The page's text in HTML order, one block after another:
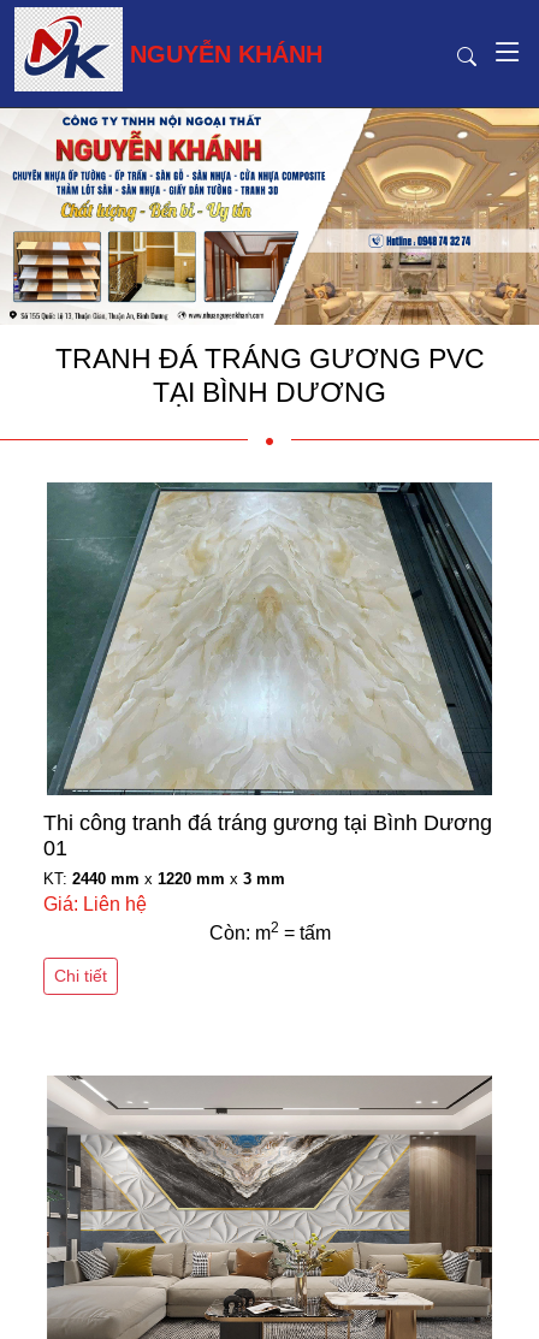
NGUYỄN KHÁNH
TRANH ĐÁ TRÁNG GƯƠNG PVC
TẠI BÌNH DƯƠNG
Thi công tranh đá tráng gương tại Bình Dương
01
KT: 2440 mm x 1220 mm x 3 mm
Giá: Liên hệ
Còn: m2 = tấm
Chi tiết